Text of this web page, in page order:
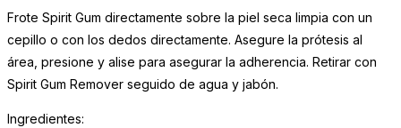
Frote Spirit Gum directamente sobre la piel seca limpia con un
cepillo o con los dedos directamente. Asegure la prótesis al
área, presione y alise para asegurar la adherencia. Retirar con
Spirit Gum Remover seguido de agua y jabón.
Ingredientes: